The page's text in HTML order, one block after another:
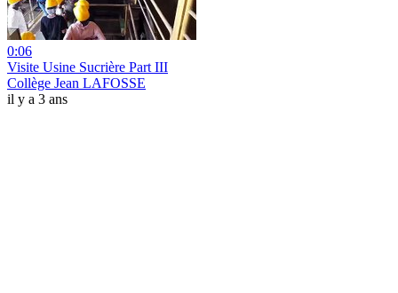
0:06
Visite Usine Sucrière Part III
Collège Jean LAFOSSE
il y a 3 ans